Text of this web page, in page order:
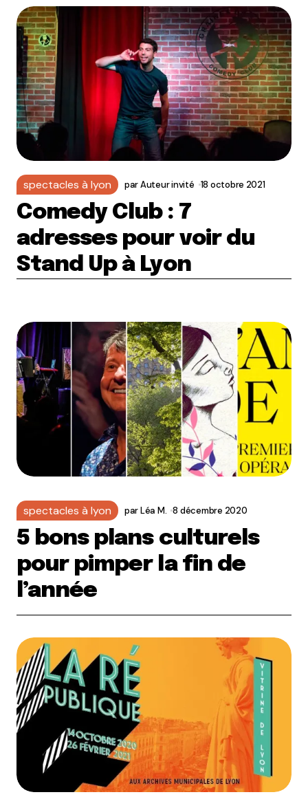
spectacles à lyon parAuteur invité 18 octobre 2021
Comedy Club : 7
adresses pour voir du
Stand Up à Lyon
spectacles à lyon parLéa M. 8 décembre 2020
5 bons plans culturels
pour pimper la fin de
l’année